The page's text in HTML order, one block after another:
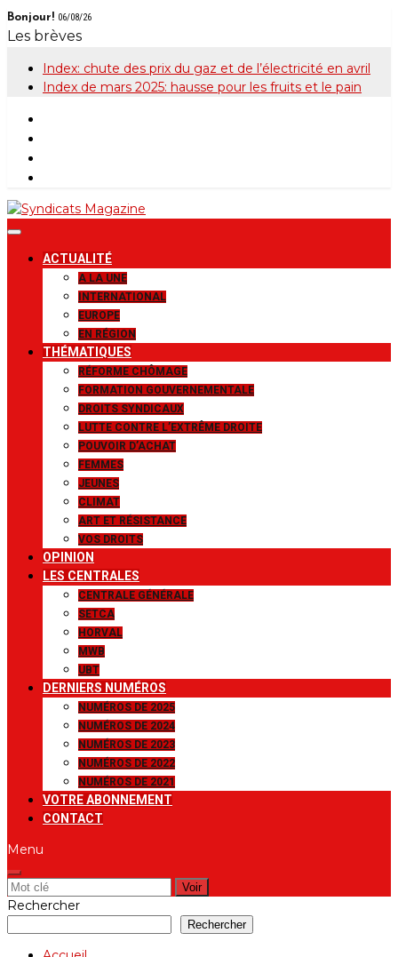
Skip
to
Bonjour! 06/08/26
Les brèves
Index: chute des prix du gaz et de l’électricité en avril
Index de mars 2025: hausse pour les fruits et le pain
Syndicats
Magazine
Le magazine de la FGTB
ACTUALITÉ
A LA UNE
INTERNATIONAL
EUROPE
EN RÉGION
THÉMATIQUES
RÉFORME CHÔMAGE
FORMATION GOUVERNEMENTALE
DROITS SYNDICAUX
LUTTE CONTRE L’EXTRÊME DROITE
POUVOIR D’ACHAT
FEMMES
JEUNES
CLIMAT
ART ET RÉSISTANCE
VOS DROITS
OPINION
LES CENTRALES
CENTRALE GÉNÉRALE
SETCA
HORVAL
MWB
UBT
DERNIERS NUMÉROS
NUMÉROS DE 2025
NUMÉROS DE 2024
NUMÉROS DE 2023
NUMÉROS DE 2022
NUMÉROS DE 2021
VOTRE ABONNEMENT
CONTACT
Menu
Rechercher:
Rechercher
Rechercher